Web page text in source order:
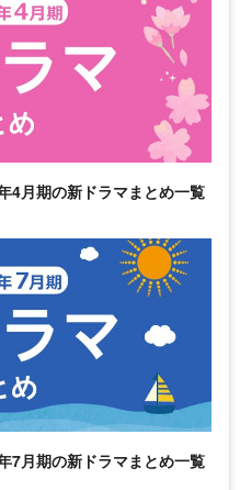
4月期の新ドラマまとめ一覧
7月期の新ドラマまとめ一覧